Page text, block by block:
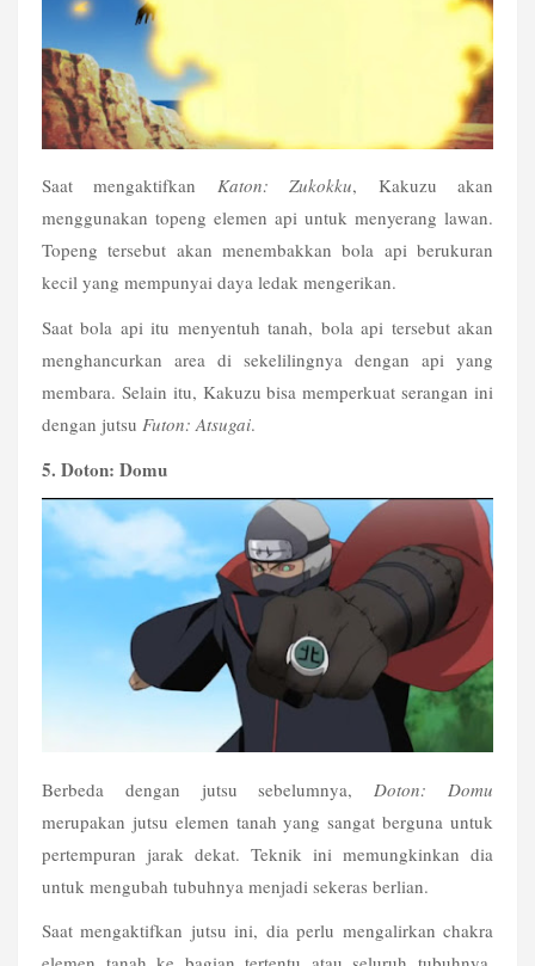
Saat mengaktifkan Katon: Zukokku, Kakuzu akan
menggunakan topeng elemen api untuk menyerang lawan.
Topeng tersebut akan menembakkan bola api berukuran
kecil yang mempunyai daya ledak mengerikan.
Saat bola api itu menyentuh tanah, bola api tersebut akan
menghancurkan area di sekelilingnya dengan api yang
membara. Selain itu, Kakuzu bisa memperkuat serangan ini
dengan jutsu Futon: Atsugai.
5. Doton: Domu
Berbeda dengan jutsu sebelumnya, Doton: Domu
merupakan jutsu elemen tanah yang sangat berguna untuk
pertempuran jarak dekat. Teknik ini memungkinkan dia
untuk mengubah tubuhnya menjadi sekeras berlian.
Saat mengaktifkan jutsu ini, dia perlu mengalirkan chakra